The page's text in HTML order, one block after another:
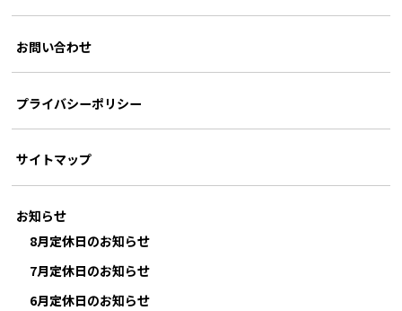
お問い合わせ
プライバシーポリシー
サイトマップ
お知らせ
8月定休日のお知らせ
7月定休日のお知らせ
6月定休日のお知らせ